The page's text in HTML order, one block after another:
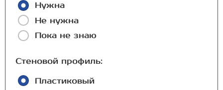
Нужна
Не нужна
Пока не знаю
Стеновой профиль:
Пластиковый